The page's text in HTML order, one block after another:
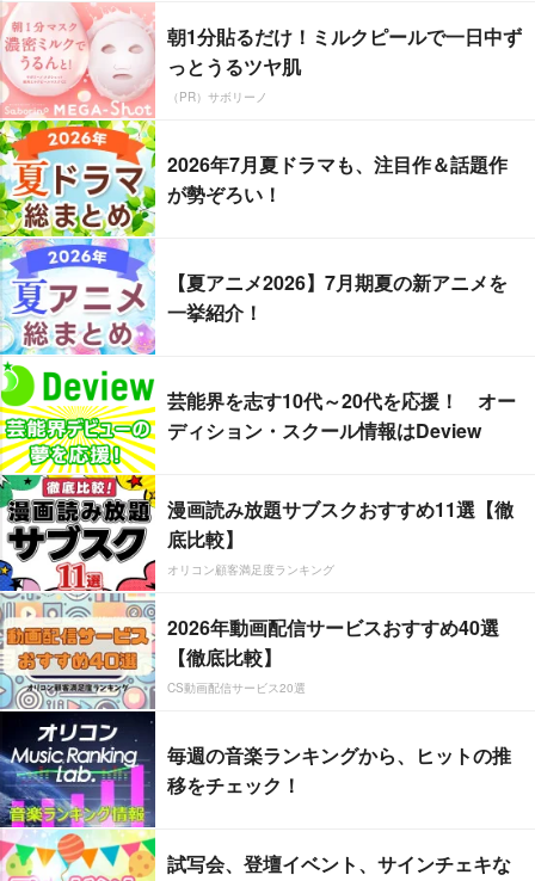
朝1分貼るだけ！ミルクピールで一日中ず
っとうるツヤ肌
（PR）サボリーノ
2026年7月夏ドラマも、注目作＆話題作
が勢ぞろい！
【夏アニメ2026】7月期夏の新アニメを
一挙紹介！
芸能界を志す10代～20代を応援！ オー
ディション・スクール情報はDeview
漫画読み放題サブスクおすすめ11選【徹
底比較】
オリコン顧客満足度ランキング
2026年動画配信サービスおすすめ40選
【徹底比較】
CS動画配信サービス20選
毎週の音楽ランキングから、ヒットの推
移をチェック！
試写会、登壇イベント、サインチェキな